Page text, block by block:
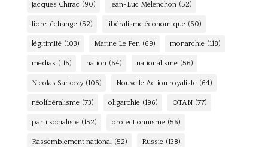
Jacques Chirac (90) Jean-Luc Mélenchon (52)
libre-échange (52) libéralisme économique (60)
légitimité (103) Marine Le Pen (69) monarchie (118)
médias (116) nation (64) nationalisme (56)
Nicolas Sarkozy (106) Nouvelle Action royaliste (64)
néolibéralisme (73) oligarchie (196) OTAN (77)
parti socialiste (152) protectionnisme (56)
Rassemblement national (52) Russie (138)